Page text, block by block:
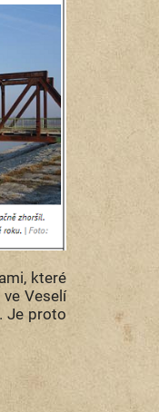
které
Veselí
Je proto